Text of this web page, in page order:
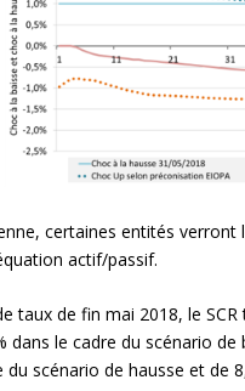
certaines entités verront
actif/passif.
de fin mai 2018, le SCR
dans le cadre du scénario
scénario de hausse et de